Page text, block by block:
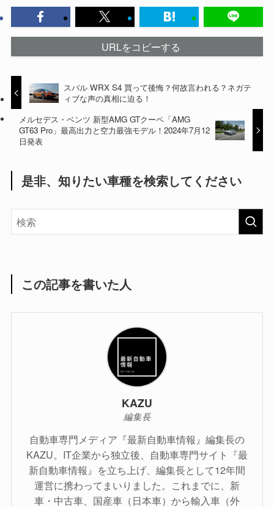
URLをコピーする
スバル WRX S4 買って後悔？何故言われる？ネガテ
ィブな声の真相に迫る！
メルセデス・ベンツ 新型AMG GTクーペ「AMG
GT63 Pro」最高出力と空力最強モデル！2024年7月12
日発表
是非、知りたい車種を検索してください
この記事を書いた人
KAZU
編集長
自動車専門メディア『最新自動車情報』編集長の
KAZU。IT企業から独立後、自動車専門サイト『最
新自動車情報』を立ち上げ、編集長として12年間
運営に携わってまいりました。これまでに、新
車・中古車、国産車（日本車）から輸入車（外